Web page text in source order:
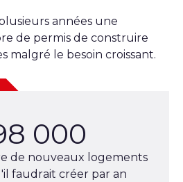
années une
de permis de construire
malgré le besoin croissant.
000
de nouveaux logements
faudrait créer par an